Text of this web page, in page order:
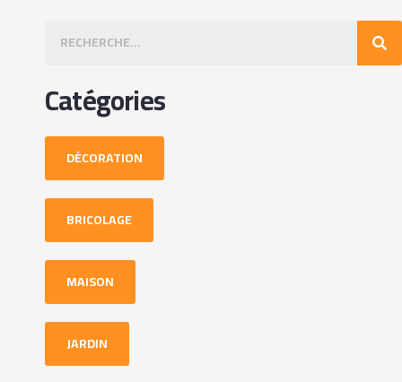
Catégories
DÉCORATION
BRICOLAGE
MAISON
JARDIN